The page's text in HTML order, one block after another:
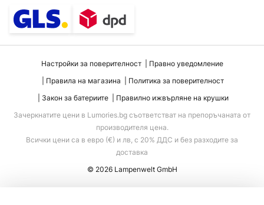
Настройки за поверителност
Правно уведомление
Правила на магазина
Политика за поверителност
Закон за батериите
Правилно ижвърляне на крушки
Зачеркнатите цени в Lumories.bg съответстват на препоръчаната от
производителя цена.
Всички цени са в евро (€) и лв, с 20% ДДС и без разходите за
доставка
© 2026 Lampenwelt GmbH